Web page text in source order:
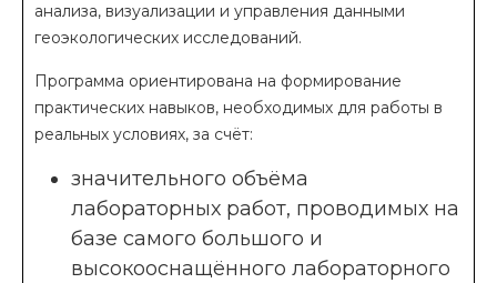
анализа, визуализации и управления данными
геоэкологических исследований.
Программа ориентирована на формирование
практических навыков, необходимых для работы в
реальных условиях, за счёт:
значительного объёма
лабораторных работ, проводимых на
базе самого большого и
высокооснащённого лабораторного